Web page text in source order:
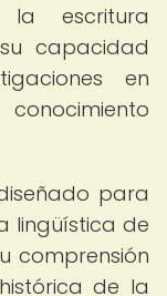
escritura
capacidad
en
para
lingüística de
comprensión
de la